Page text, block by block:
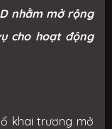
nhằm mở rộng
cho hoạt động
khai trương mở